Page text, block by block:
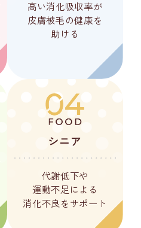
高い消化吸収率が
皮膚被毛の健康を
助ける
シニア
代謝低下や
運動不足による
消化不良をサポート